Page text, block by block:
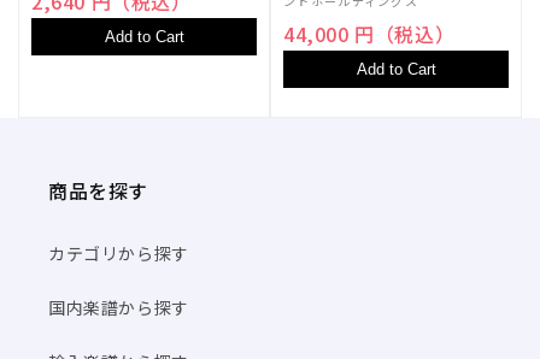
Add to Cart 44,000 円（税込）
Add to Cart
商品を探す
カテゴリから探す
国内楽譜から探す